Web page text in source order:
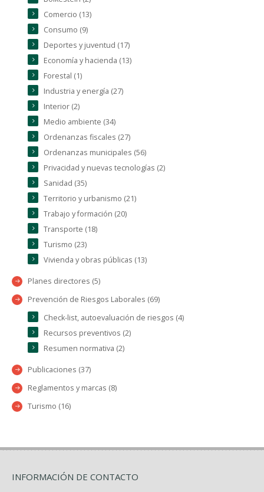
Comercio (13)
Consumo (9)
Deportes y juventud (17)
Economía y hacienda (13)
Forestal (1)
Industria y energía (27)
Interior (2)
Medio ambiente (34)
Ordenanzas fiscales (27)
Ordenanzas municipales (56)
Privacidad y nuevas tecnologías (2)
Sanidad (35)
Territorio y urbanismo (21)
Trabajo y formación (20)
Transporte (18)
Turismo (23)
Vivienda y obras públicas (13)
Planes directores (5)
Prevención de Riesgos Laborales (69)
Check-list, autoevaluación de riesgos (4)
Recursos preventivos (2)
Resumen normativa (2)
Publicaciones (37)
Reglamentos y marcas (8)
Turismo (16)
INFORMACIÓN DE CONTACTO